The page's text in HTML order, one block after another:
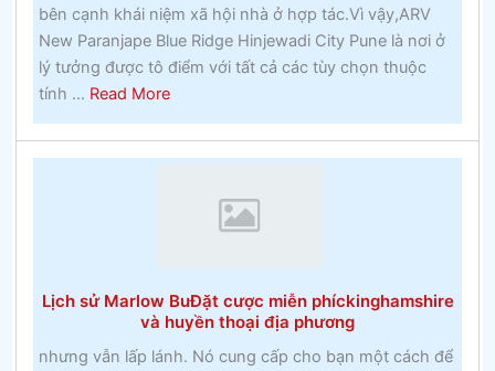
nàocá
cược
thưởng
bên cạnh khái niệm xã hội nhà ở hợp tác.Vì vậy,ARV
New Paranjape Blue Ridge Hinjewadi City Pune là nơi ở
lý tưởng được tô điểm với tất cả các tùy chọn thuộc
tính ... Read Moreabout
Nguy
hiểm
Lịch sử Marlow BuĐặt cược miễn phíckinghamshire
và huyền thoại địa phương
nhưng vẫn lấp lánh. Nó cung cấp cho bạn một cách để